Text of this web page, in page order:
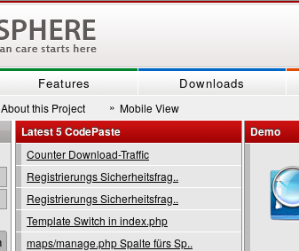
Features Downloads
About this Project » Mobile View
Latest 5 CodePaste
Counter Download-Traffic
Registrierungs Sicherheitsfrag..
Registrierungs Sicherheitsfrag..
Template Switch in index.php
maps/manage.php Spalte fürs Sp..
Demo